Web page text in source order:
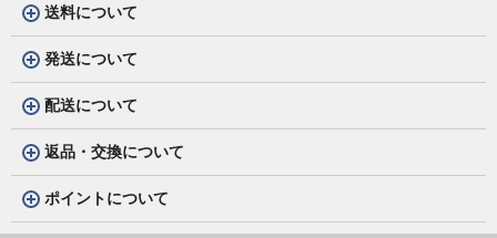
送料について
発送について
配送について
返品・交換について
ポイントについて